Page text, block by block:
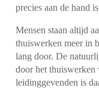
precies aan de hand
Mensen staan altijd
thuiswerken meer in
lang door. De
door het thuiswerken
leidinggevenden is